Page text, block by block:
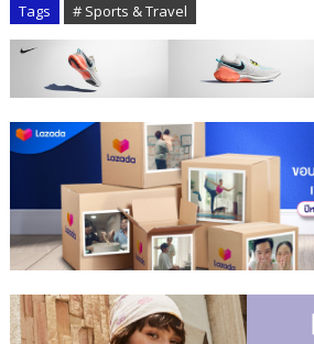
Tags # Sports & Travel